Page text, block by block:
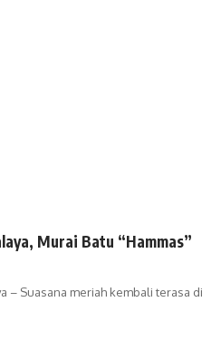
Murai Batu “Hammas”
– Suasana meriah kembali terasa di